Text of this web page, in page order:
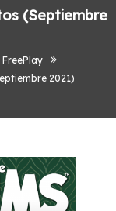
(Septiembre
FreePlay
2021)